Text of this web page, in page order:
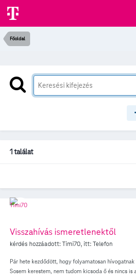
Főoldal
1 találat
Visszahívás ismeretlenektől
kérdés hozzáadott:Timi70, itt:Telefon
Pár hete kezdődött, hogy folyamatosan
Sosem kerestem, nem tudom kicsoda ő és nincs is